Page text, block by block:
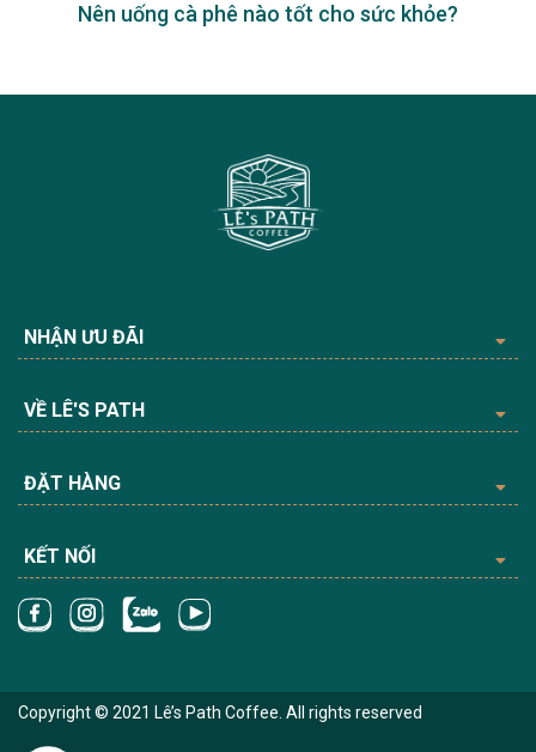
Nên uống cà phê nào tốt cho sức khỏe?
NHẬN ƯU ĐÃI
VỀ LÊ'S PATH
ĐẶT HÀNG
KẾT NỐI
Copyright © 2021 Lê’s Path Coffee. All rights reserved